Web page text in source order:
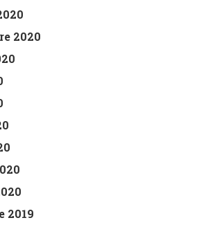
2020
2019